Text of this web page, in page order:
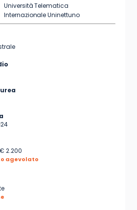
Università Telematica
Internazionale Uninettuno
€ 2.200
agevolato